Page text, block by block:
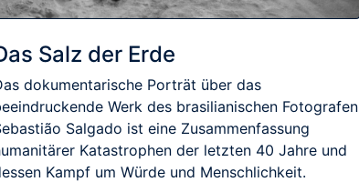
Salz der Erde
dokumentarische Porträt über das
Werk des brasilianischen Fotografen
Salgado ist eine Zusammenfassung
Katastrophen der letzten 40 Jahre und
Kampf um Würde und Menschlichkeit.